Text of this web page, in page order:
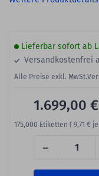
Lieferbar sofort ab
Versandkostenfrei
Alle Preise exkl. MwSt.
-
1.699,00 €
175,000 Etiketten ( 9,71 €